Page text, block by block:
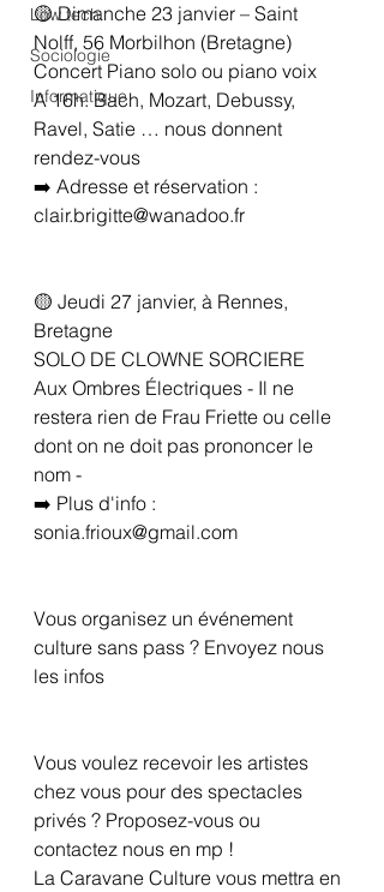
Low tech
Sociologie
Informatique
🟡 Dimanche 23 janvier – Saint
Nolff, 56 Morbilhon (Bretagne)
Concert Piano solo ou piano voix
A 16h. Bach, Mozart, Debussy,
Ravel, Satie … nous donnent
rendez-vous
➡️ Adresse et réservation :
clair.brigitte@wanadoo.fr
🟡 Jeudi 27 janvier, à Rennes,
Bretagne
SOLO DE CLOWNE SORCIERE
Aux Ombres Électriques - Il ne
restera rien de Frau Friette ou celle
dont on ne doit pas prononcer le
nom -
➡️ Plus d'info :
sonia.frioux@gmail.com
Vous organisez un événement
culture sans pass ? Envoyez nous
les infos
Vous voulez recevoir les artistes
chez vous pour des spectacles
privés ? Proposez-vous ou
contactez nous en mp !
La Caravane Culture vous mettra en